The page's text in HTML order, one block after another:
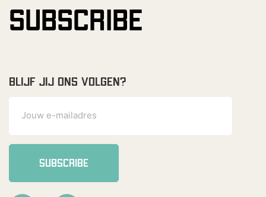
SUBSCRIBE
BLIJF JIJ ONS VOLGEN?
SUBSCRIBE